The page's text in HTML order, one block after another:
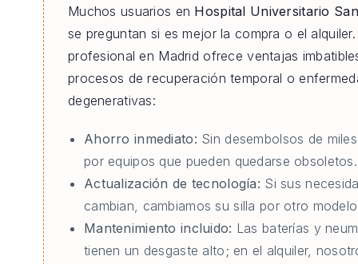
Muchos usuarios en Hospital Universitario
se preguntan si es mejor la compra o el alquiler.
profesional en Madrid ofrece ventajas
procesos de recuperación temporal o
degenerativas:
Ahorro inmediato: Sin desembolsos de
por equipos que pueden quedarse obsoletos.
Actualización de tecnología: Si sus
cambian, cambiamos su silla por otro
Mantenimiento incluido: Las baterías y
tienen un desgaste alto; en el alquiler,